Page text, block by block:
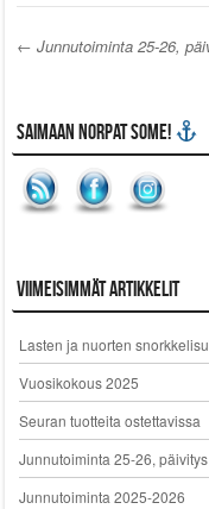
← Junnutoiminta 25-26,
Saimaan Norpat SoMe!
Viimeisimmät artikkelit
Lasten ja nuorten
Vuosikokous 2025
Seuran tuotteita ostettavissa
Junnutoiminta 25-26, päivitys
Junnutoiminta 2025-2026